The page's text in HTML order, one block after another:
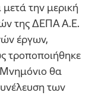
την μερική
της ΔΕΠΑ Α.Ε.
έργων,
τροποποιήθηκε
θα
των